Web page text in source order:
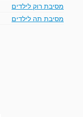
מסיבת רוק לילדים
מסיבת תה לילדים